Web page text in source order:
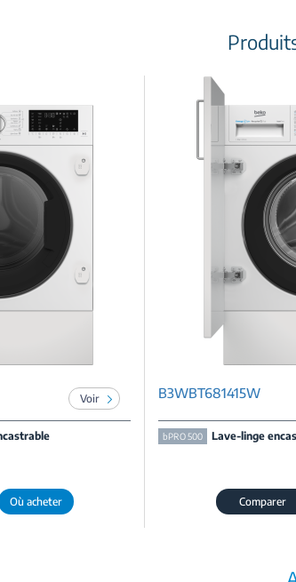
Voir
Où acheter
B3WBT681415W
bPRO 500 Lave-linge
Comparer